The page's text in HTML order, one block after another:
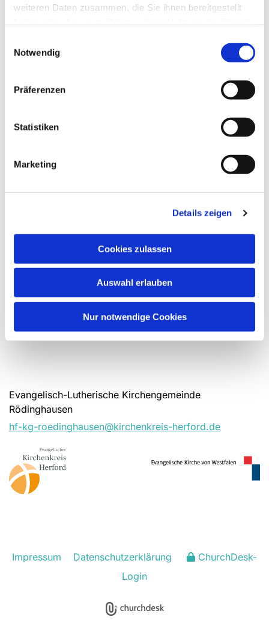
weiteren Daten zusammen, die Sie ihnen bereitgestellt
Notwendig
Präferenzen
Statistiken
Marketing
Details zeigen
Cookies zulassen
Auswahl erlauben
Nur notwendige Cookies
Rödinghausen
Evangelisch-Lutherische Kirchengemeinde
Rödinghausen
hf-kg-roedinghausen@kirchenkreis-herford.de
Impressum Datenschutzerklärung
ChurchDesk-
Login